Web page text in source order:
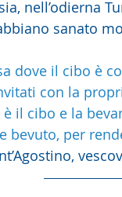
nell’odierna
sanato
dove il cibo è
con la
il cibo e la
bevuto, per